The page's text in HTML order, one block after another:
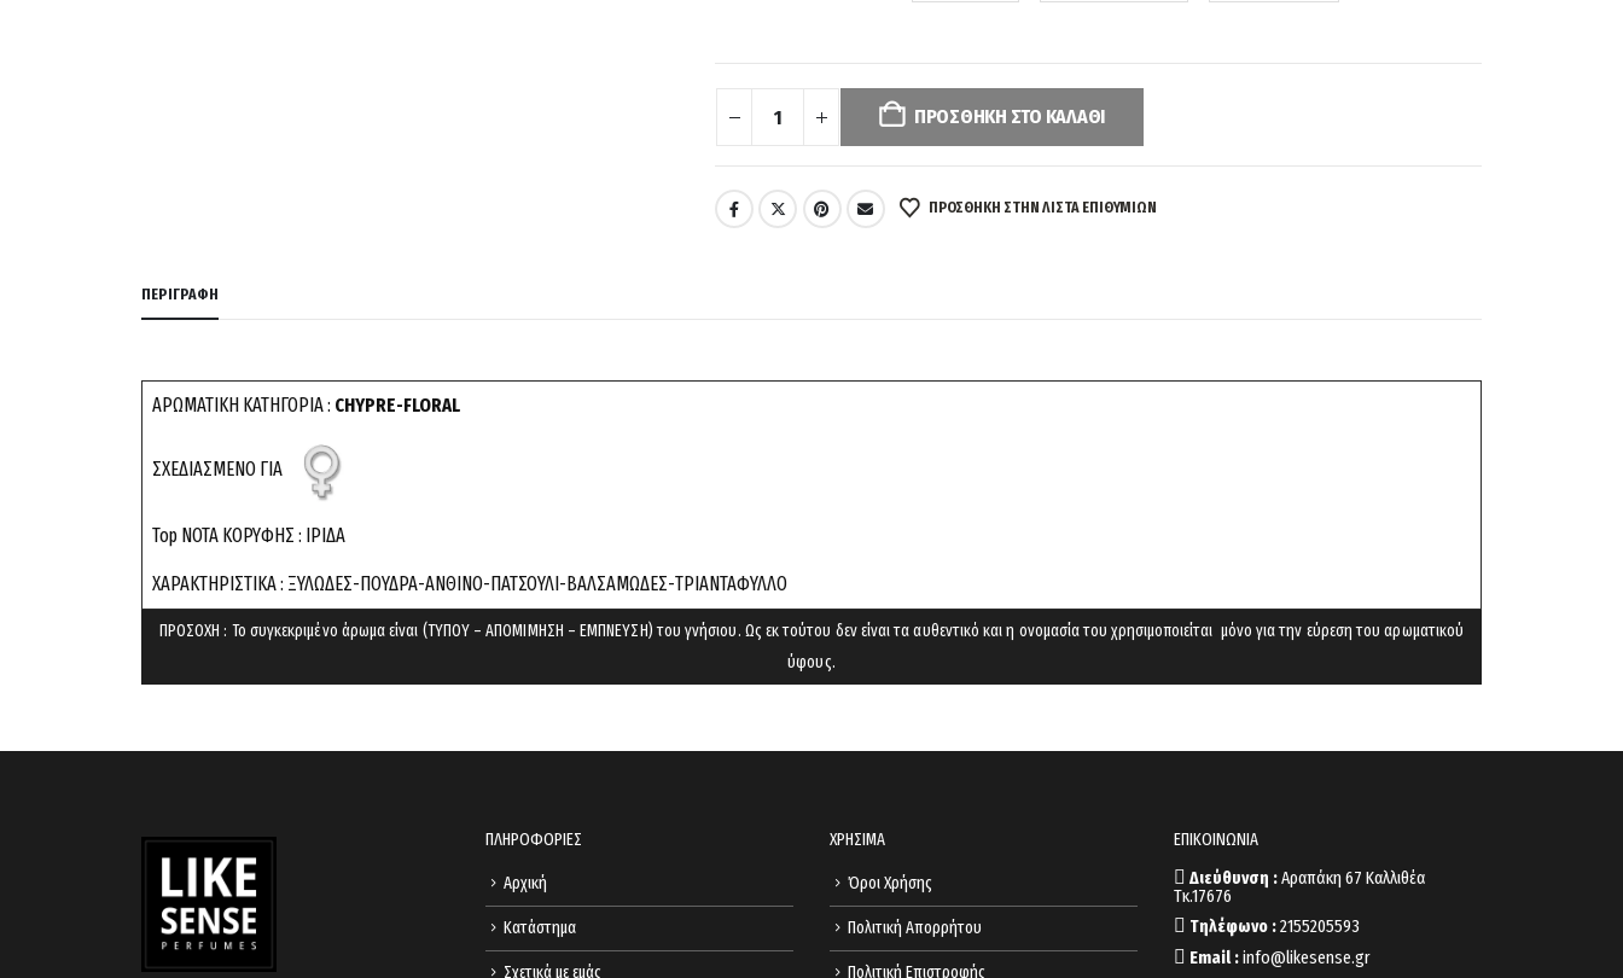
selection
has
been
reset.
Please
select
options
adding
ΠΡΟΣΘΉΚΗ ΣΤΟ ΚΑΛΆΘΙ
ΠΡΌΣΘΉΚΗ ΣΤΗΝ ΛΊΣΤΑ ΕΠΙΘΥΜΙΏΝ
ΠΕΡΙΓΡΑΦΉ
ΑΡΩΜΑΤΙΚΗ ΚΑΤΗΓΟΡΙΑ : CHYPRE-FLORAL
ΣΧΕΔΙΑΣΜΕΝΟ ΓΙΑ
Top ΝΟΤΑ ΚΟΡΥΦΗΣ : ΙΡΙΔΑ
ΧΑΡΑΚΤΗΡΙΣΤΙΚΑ : ΞΥΛΩΔEΣ-ΠΟΥΔΡΑ-ΑΝΘΙΝΟ-ΠΑΤΣΟΥΛΙ-ΒΑΛΣΑΜΩΔEΣ-ΤΡΙΑΝΤΑΦΥΛΛΟ
ΠΡΟΣΟΧΗ : Το συγκεκριμένο άρωμα είναι (ΤΥΠΟΥ – ΑΠΟΜΙΜΗΣΗ – ΕΜΠΝΕΥΣΗ) του γνήσιου. Ως εκ τούτου δεν είναι τα αυθεντικό και η ονομασία του χρησιμοποιείται μόνο για την εύρεση του αρωματικού
ύφους.
ΠΛΗΡΟΦΟΡΙΕΣ
Αρχική
Κατάστημα
Σχετικά με εμάς
ΧΡΗΣΙΜΑ
Όροι Χρήσης
Πολιτική Απορρήτου
Πολιτική Επιστροφής
ΕΠΙΚΟΙΝΩΝΙΑ
Διεύθυνση :Αραπάκη 67 Καλλιθέα
Τκ.17676
Τηλέφωνο :2155205593
Email :info@likesense.gr